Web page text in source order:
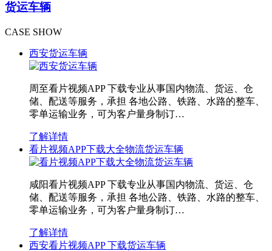
货运车辆
CASE SHOW
西安货运车辆
周至看片视频APP 下载专业从事国内物流、货运、仓
储、配送等服务，承担 各地公路、铁路、水路的整车、
零单运输业务，可为客户量身制订…
了解详情
看片视频APP下载大全物流货运车辆
咸阳看片视频APP 下载专业从事国内物流、货运、仓
储、配送等服务，承担 各地公路、铁路、水路的整车、
零单运输业务，可为客户量身制订…
了解详情
西安看片视频APP 下载货运车辆